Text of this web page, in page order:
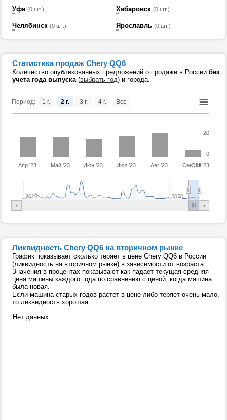
Уфа (0 шт.) Хабаровск (0 шт.)
Челябинск (0 шт.) Ярославль (0 шт.)
Статистика продаж Chery QQ6
Количество опубликованных предложений о продаже в России без
учета года выпуска(выбрать год) и города.
Период:
Апр '23 Май '23 Июн '23 Июл '23 Авг '23 Сен '23Окт '23
2010 2020
0
20
1 г. 2 г. 3 г. 4 г. Все
Ликвидность Chery QQ6 на вторичном рынке
График показывает сколько теряет в цене Chery QQ6 в России
(ликвидность на вторичном рынке) в зависимости от возраста.
Значения в процентах показывают как падает текущая средняя
цена машины каждого года по сравнению с ценой, когда машина
была новая.
Если машина старых годов растет в цене либо теряет очень мало,
то ликвидность хорошая.
Нет данных